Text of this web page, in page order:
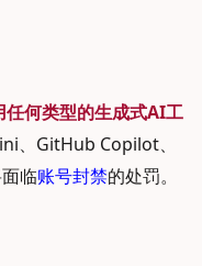
任何类型的生成式AI工
、GitHub Copilot、
临账号封禁的处罚。